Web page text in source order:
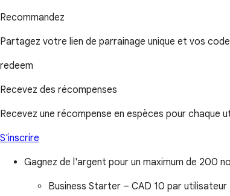
Recommandez
Partagez votre lien de parrainage unique et vos
redeem
Recevez des récompenses
Recevez une récompense en espèces pour chaque
S'inscrire
Gagnez de l'argent pour un maximum de 200
Business Starter – CAD 10 par utilisateur